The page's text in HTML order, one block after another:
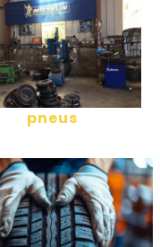
pneus